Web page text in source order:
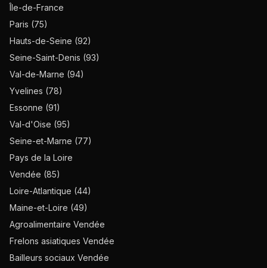
Île-de-France
Paris (75)
Hauts-de-Seine (92)
Seine-Saint-Denis (93)
Val-de-Marne (94)
Yvelines (78)
Essonne (91)
Val-d'Oise (95)
Seine-et-Marne (77)
Pays de la Loire
Vendée (85)
Loire-Atlantique (44)
Maine-et-Loire (49)
Agroalimentaire Vendée
Frelons asiatiques Vendée
Bailleurs sociaux Vendée